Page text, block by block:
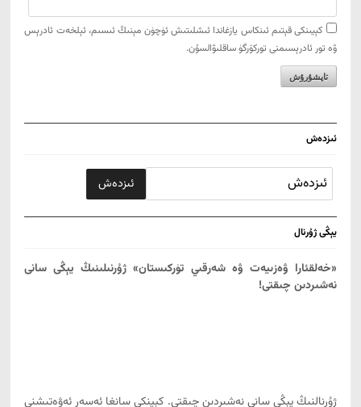
كېيىنكى قېتىم ئىنكاس يازغاندا ئ‍ىشلىتىش ئۈچۈن مېنىڭ ئ‍ىسىم، ئېلخەت ئادرېس
ۋە تور ئادرېسىمنى توركۆرگۈ ساقلىۋالسۇن.
ئىزدەش
يېڭى ژۇرنال
«خەلقئارا ۋەزىيەت ۋە شەرقىي تۈركىستان» ژۇرنىلىنىڭ يېڭى سانى
نەشىردىن چىقتى!
ژۇرنالنىڭ يېڭى سانى نەشىردىن چىقتى. كېينكى سانغا ئەسەر ئەۋەتىشنى